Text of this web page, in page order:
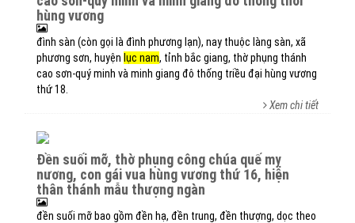
hùng vương
đình sàn (còn gọi là đình phương lạn), nay thuộc làng sàn, xã
phương sơn, huyện lục nam, tỉnh bắc giang, thờ phụng thánh
cao sơn-quý minh và minh giang đô thống triều đại hùng vương
thứ 18.
Xem chi tiết
đền suối mỡ, thờ phụng công chúa quế mỵ
nương, con gái vua hùng vương thứ 16, hiện
thân thánh mẫu thượng ngàn
đền suối mỡ bao gồm đền hạ, đền trung, đền thượng, dọc theo